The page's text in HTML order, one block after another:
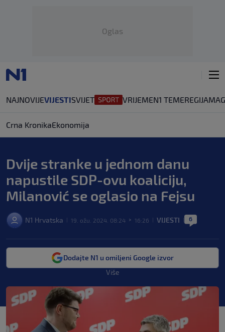
Oglas
NAJNOVIJEVIJESTISVIJET VRIJEMEN1 TEMEREGIJA
Crna KronikaEkonomija
Dvije stranke u jednom danu
napustile SDP-ovu koaliciju,
Milanović se oglasio na Fejsu
N1 Hrvatska 19. ožu. 2024. 08:24 > 16:26 VIJESTI 6
Dodajte N1 u omiljeni Google izvor
Više